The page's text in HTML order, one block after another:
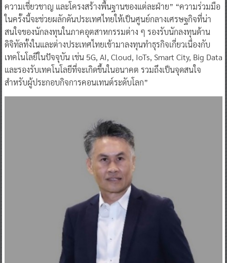
ความเชี่ยวชาญ และโครงสร้างพื้นฐานของแต่ละฝ่าย” “ความร่วมมือ
ในครั้งนี้จะช่วยผลักดันประเทศไทยให้เป็นศูนย์กลางเศรษฐกิจที่น่า
สนใจของนักลงทุนในภาคอุตสาหกรรมต่าง ๆ รองรับนักลงทุนด้าน
ดิจิทัลทั้งในและต่างประเทศไทยเข้ามาลงทุนทำธุรกิจเกี่ยวเนื่องกับ
เทคโนโลยีในปัจจุบัน เช่น 5G, AI, Cloud, IoTs, Smart City, Big Data
และรองรับเทคโนโลยีที่จะเกิดขึ้นในอนาคต รวมถึงเป็นจุดสนใจ
สำหรับผู้ประกอบกิจการคอนเทนต์ระดับโลก”